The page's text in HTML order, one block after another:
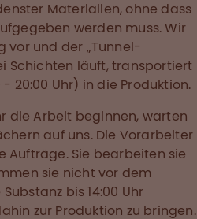
Materialien, ohne dass
werden muss. Wir
vor und der „Tunnel-
Schichten läuft, transportiert
20:00 Uhr) in die Produktion.
die Arbeit beginnen, warten
auf uns. Die Vorarbeiter
Sie bearbeiten sie
sie nicht vor dem
bis 14:00 Uhr
zur Produktion zu bringen.